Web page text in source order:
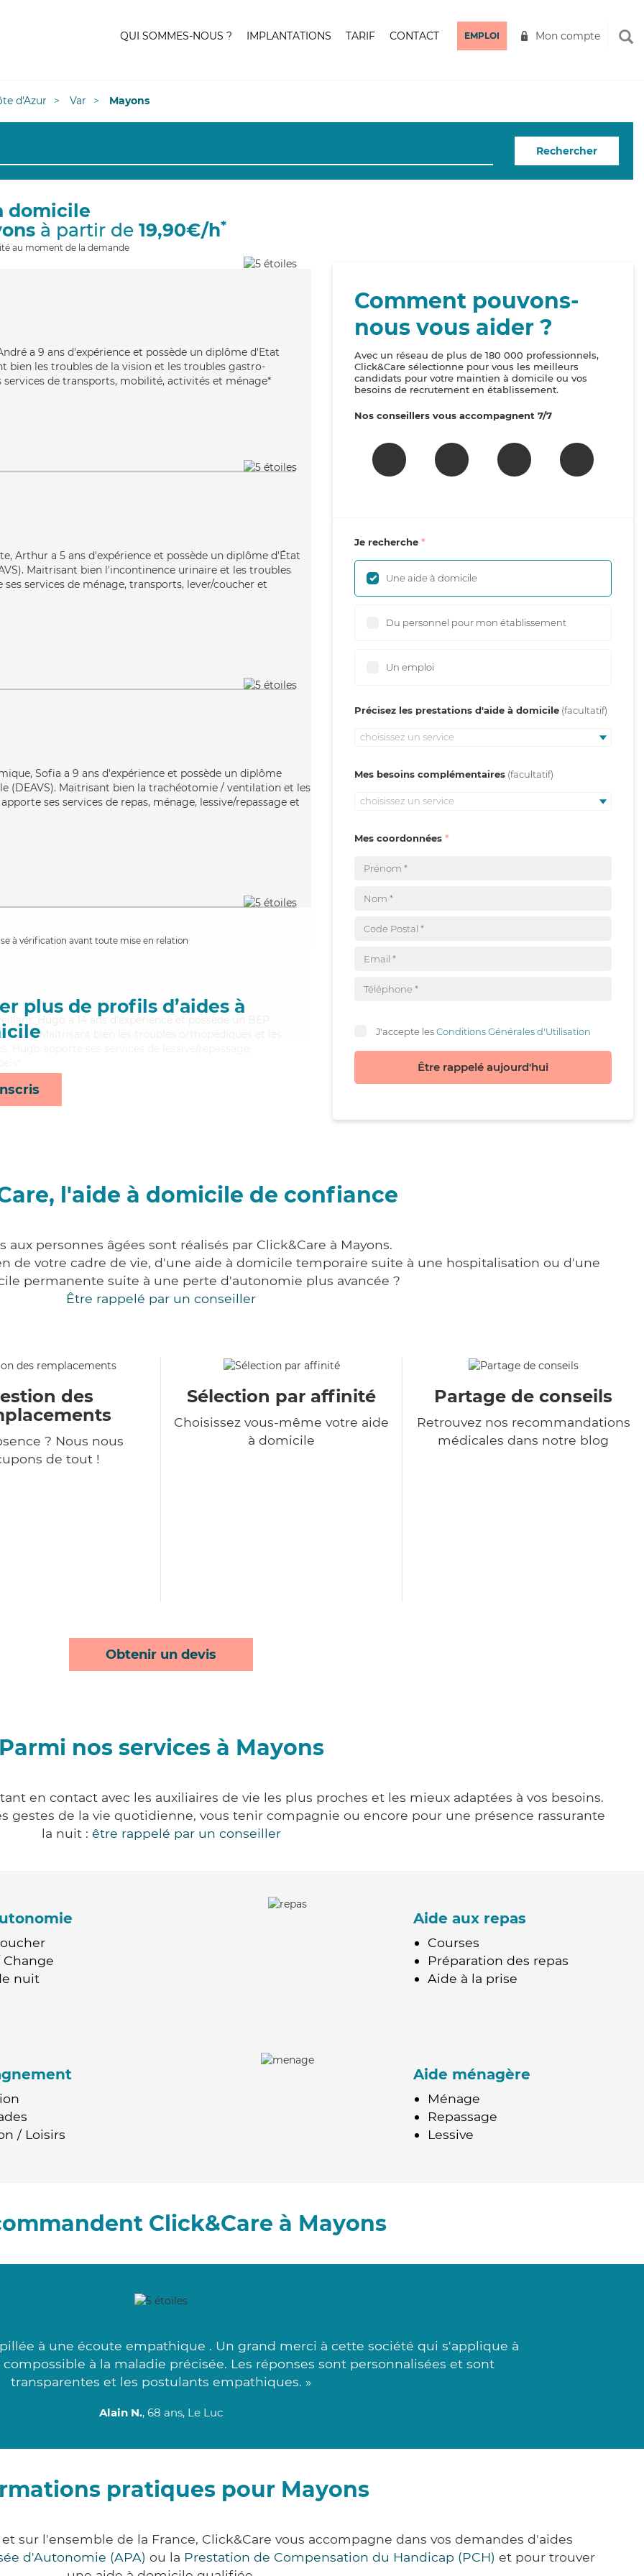
QUI SOMMES-NOUS ? IMPLANTATIONS TARIF CONTACT EMPLOI Mon compte
d'Azur Var Mayons
Rechercher
domicile
à partir de 19,90€/h*
au moment de la demande
a 9 ans d'expérience et possède un diplôme d'Etat
bien les troubles de la vision et les troubles gastro-
services de transports, mobilité, activités et ménage*
Arthur a 5 ans d'expérience et possède un diplôme d'État
Maitrisant bien l'incontinence urinaire et les troubles
services de ménage, transports, lever/coucher et
Sofia a 9 ans d'expérience et possède un diplôme
(DEAVS). Maitrisant bien la trachéotomie / ventilation et les
ses services de repas, ménage, lessive/repassage et
à vérification avant toute mise en relation
plus de profils d’aides à
Hugo a 14 ans d'expérience et possède un BEP
(CSS). Maitrisant bien les troubles orthopédiques et les
Comment pouvons-
nous vous aider ?
Avec un réseau de plus de 180 000 professionnels,
Click&Care sélectionne pour vous les meilleurs
candidats pour votre maintien à domicile ou vos
besoins de recrutement en établissement.
Nos conseillers vous accompagnent 7/7
Je recherche
Une aide à domicile
Du personnel pour mon établissement
Un emploi
Précisez les prestations d'aide à domicile
choisissez un service
Mes besoins complémentaires
choisissez un service
Mes coordonnées
J'accepte lesConditions Générales d'Utilisation
Être rappelé aujourd'hui
l'aide à domicile de confiance
aux personnes âgées sont réalisés par Click&Care à Mayons.
de votre cadre de vie, d'une aide à domicile temporaire suite à une hospitalisation ou d'une
permanente suite à une perte d'autonomie plus avancée ?
Être rappelé par un conseiller
des
? Nous nous
de tout !
Sélection par affinité
Choisissez vous-même votre aide
à domicile
Partage de conseils
Retrouvez nos recommandations
médicales dans notre blog
Obtenir un devis
Parmi nos services à Mayons
en contact avec les auxiliaires de vie les plus proches et les mieux adaptées à vos besoins.
gestes de la vie quotidienne, vous tenir compagnie ou encore pour une présence rassurante
la nuit : être rappelé par un conseiller
nuit
Aide aux repas
Courses
Préparation des repas
Aide à la prise
/ Loisirs
Aide ménagère
Ménage
Repassage
Lessive
Click&Care à Mayons
à une écoute empathique . Un grand merci à cette société qui s'applique à
à la maladie précisée. Les réponses sont personnalisées et sont
transparentes et les postulants empathiques. »
Alain N., 68 ans, Le Luc
pratiques pour Mayons
sur l'ensemble de la France, Click&Care vous accompagne dans vos demandes d'aides
d'Autonomie (APA) ou la Prestation de Compensation du Handicap (PCH) et pour trouver